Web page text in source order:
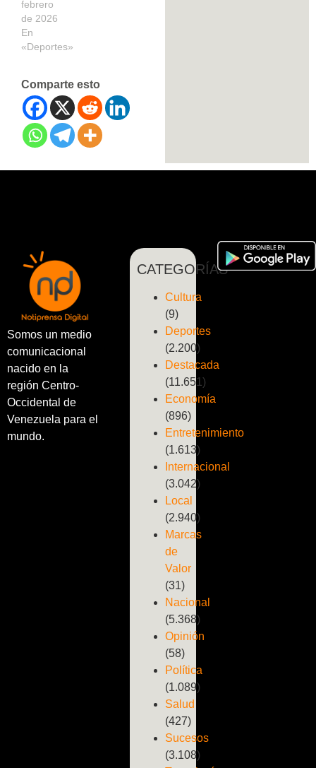
febrero
de 2026
En
«Deportes»
Comparte esto
Somos un medio
comunicacional
nacido en la
región Centro-
Occidental de
Venezuela para el
mundo.
CATEGORÍAS
Cultura
(9)
Deportes
(2.200)
Destacada
(11.651)
Economía
(896)
Entretenimiento
(1.613)
Internacional
(3.042)
Local
(2.940)
Marcas
de
Valor
(31)
Nacional
(5.368)
Opinión
(58)
Política
(1.089)
Salud
(427)
Sucesos
(3.108)